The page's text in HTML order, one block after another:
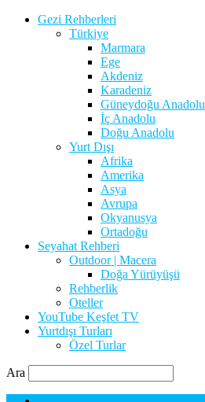
Gezi Rehberleri
Türkiye
Marmara
Ege
Akdeniz
Karadeniz
Güneydoğu Anadolu
İç Anadolu
Doğu Anadolu
Yurt Dışı
Afrika
Amerika
Asya
Avrupa
Okyanusya
Ortadoğu
Seyahat Rehberi
Outdoor | Macera
Doğa Yürüyüşü
Rehberlik
Oteller
YouTube Keşfet TV
Yurtdışı Turları
Özel Turlar
Ara